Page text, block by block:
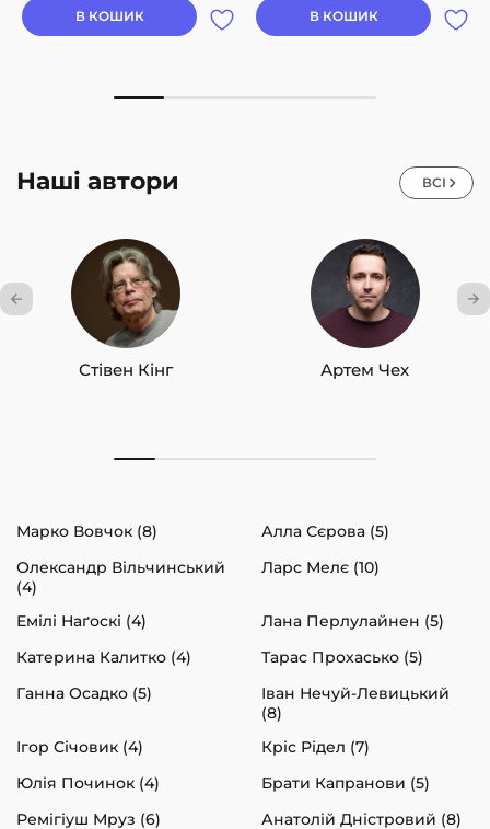
В КОШИК В КОШИК
Наші автори ВСІ
Стівен Кінг Артем Чех
Марко Вовчок (8)
Алла Сєрова (5)
Олександр Вільчинський
(4)
Ларс Мелє (10)
Емілі Наґоскі (4)
Лана Перлулайнен (5)
Катерина Калитко (4)
Тарас Прохасько (5)
Ганна Осадко (5)
Іван Нечуй-Левицький
(8)
Ігор Січовик (4)
Кріс Рідел (7)
Юлія Починок (4)
Брати Капранови (5)
Ремігіуш Мруз (6)
Анатолій Дністровий (8)